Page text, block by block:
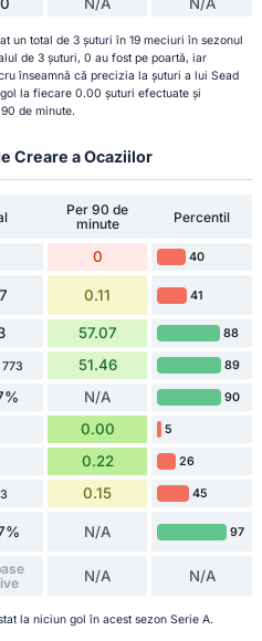
un total de 3 șuturi în 19 meciuri în sezonul
de 3 șuturi, 0 au fost pe poartă, iar
înseamnă că precizia la șuturi a lui Sead
la fiecare 0.00 șuturi efectuate și
de minute.
Creare a Ocaziilor
Per 90 de
minute
Percentil
0 40
0.11 41
57.07 88
51.46 89
N/A 90
0.00 5
0.22 26
0.15 45
N/A 97
N/A N/A
la niciun gol în acest sezon Serie A.